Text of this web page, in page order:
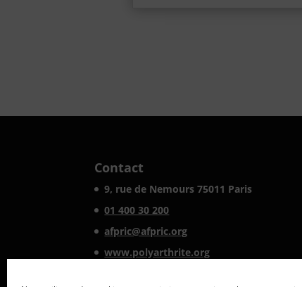
Contact
9, rue de Nemours 75011 Paris
01 400 30 200
afpric@afpric.org
www.polyarthrite.org